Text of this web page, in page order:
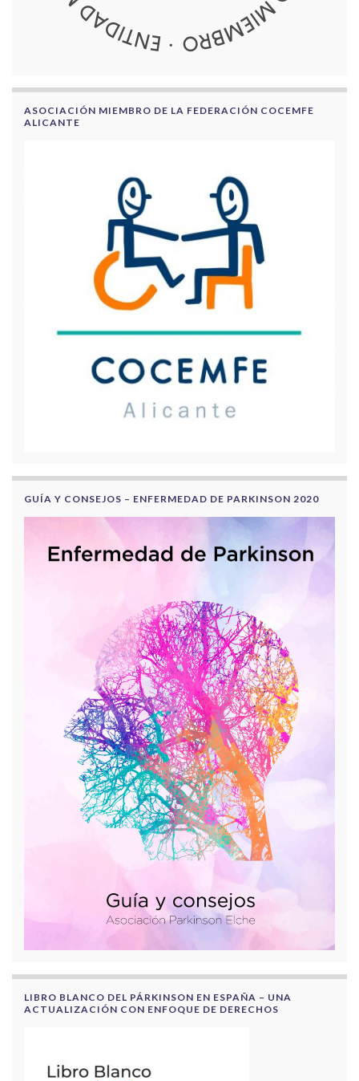
ASOCIACIÓN MIEMBRO DE LA FEDERACIÓN COCEMFE
ALICANTE
GUÍA Y CONSEJOS – ENFERMEDAD DE PARKINSON 2020
LIBRO BLANCO DEL PÁRKINSON EN ESPAÑA – UNA
ACTUALIZACIÓN CON ENFOQUE DE DERECHOS